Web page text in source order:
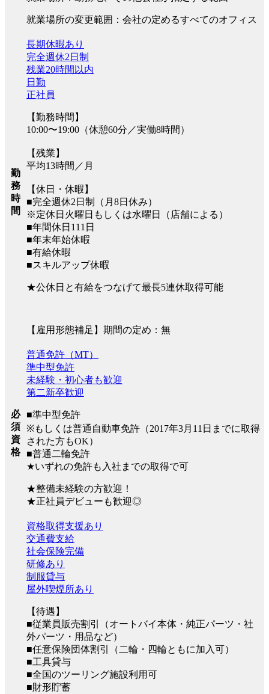
就業場所の変更範囲：会社の定めるすべてのオフィス
勤
務
時
間
長期休暇あり
完全週休2日制
残業20時間以内
日勤
正社員
【勤務時間】
10:00〜19:00（休憩60分／実働8時間）
【残業】
平均13時間／月
【休日・休暇】
■完全週休2日制（月8日休み）
※定休日火曜日もしくは水曜日（店舗による）
■年間休日111日
■年末年始休暇
■有給休暇
■スキルアップ休暇
★公休日と有給をつなげて最長5連休取得可能
【雇用形態補足】期間の定め：無
必
須
資
格
普通免許（MT）
準中型免許
未経験・初心者も歓迎
第二新卒歓迎
■準中型免許
※もしくは普通自動車免許（2017年3月11日までに取得
された方もOK）
■普通二輪免許
★いずれの免許も入社までの取得で可
★整備未経験の方歓迎！
★正社員デビューも歓迎◎
資格取得支援あり
交通費支給
社会保険完備
研修あり
制服貸与
屋外喫煙所あり
【待遇】
■従業員販売割引（オートバイ本体・純正パーツ・社
外パーツ・用品など）
■任意保険団体割引（二輪・四輪ともに加入可）
■工具貸与
■全国のツーリング施設利用可
■財形貯蓄